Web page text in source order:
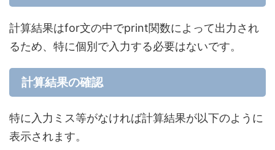
計算結果はfor文の中でprint関数によって出力され
るため、特に個別で入力する必要はないです。
計算結果の確認
特に入力ミス等がなければ計算結果が以下のように
表示されます。